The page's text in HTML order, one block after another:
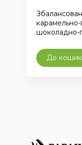
карамельно-
шоколадно-
До